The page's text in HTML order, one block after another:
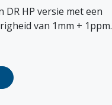
DR HP versie met een
van 1mm + 1ppm.